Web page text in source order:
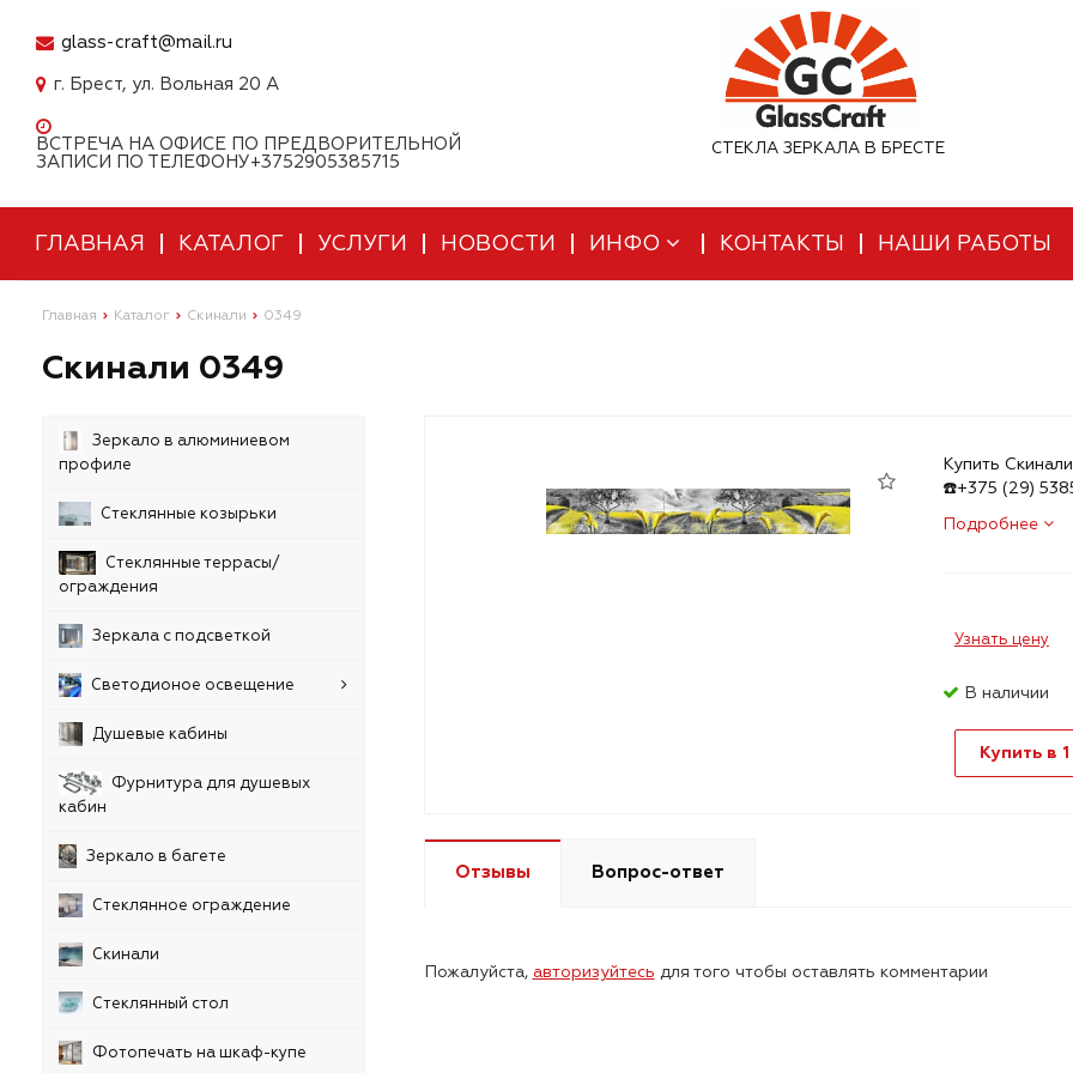
glass-craft@mail.ru
г. Брест, ул. Вольная 20 А
ВСТРЕЧА НА ОФИСЕ ПО ПРЕДВОРИТЕЛЬНОЙ
ЗАПИСИ ПО ТЕЛЕФОНУ+3752905385715
СТЕКЛА ЗЕРКАЛА В БРЕСТЕ
ГЛАВНАЯ КАТАЛОГ УСЛУГИ НОВОСТИ ИНФО КОНТАКТЫ НАШИ РАБОТЫ
Главная Каталог Скинали 0349
Скинали 0349
Зеркало в алюминиевом
профиле
Стеклянные козырьки
Стеклянные террасы/
ограждения
Зеркала с подсветкой
Светодионое освещение
Душевые кабины
Фурнитура для душевых
кабин
Зеркало в багете
Стеклянное ограждение
Скинали
Стеклянный стол
Фотопечать на шкаф-купе
Купить
☎️+375 (29)
Подробнее
Узнать цену
В наличии
Купить в
Отзывы Вопрос-ответ
Пожалуйста, авторизуйтесь для того чтобы оставлять комментарии